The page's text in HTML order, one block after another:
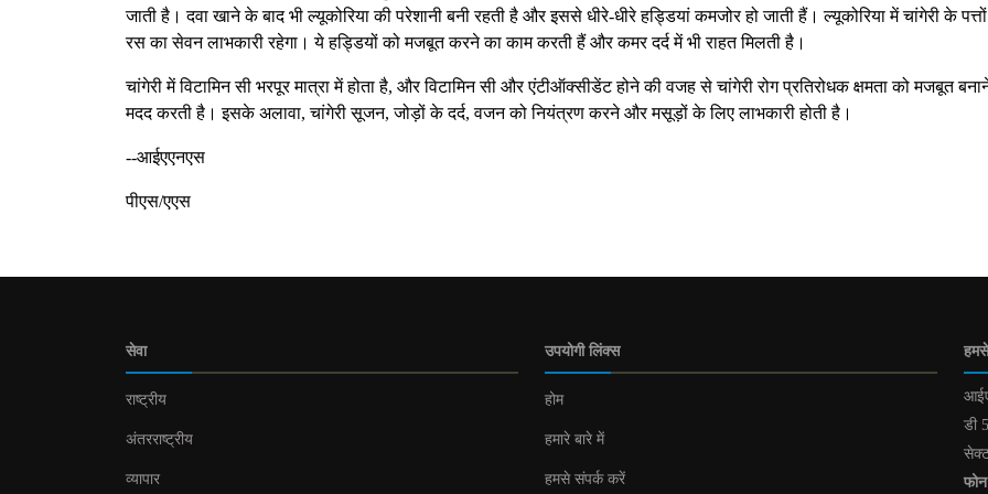
जाती है। दवा खाने के बाद भी ल्यूकोरिया की परेशानी बनी रहती है और इससे धीरे-धीरे हड्डियां कमजोर हो जाती हैं। ल्यूकोरिया में चांगेरी के
रस का सेवन लाभकारी रहेगा। ये हड्डियों को मजबूत करने का काम करती हैं और कमर दर्द में भी राहत मिलती है।
चांगेरी में विटामिन सी भरपूर मात्रा में होता है, और विटामिन सी और एंटीऑक्सीडेंट होने की वजह से चांगेरी रोग प्रतिरोधक क्षमता को मजबूत
मदद करती है। इसके अलावा, चांगेरी सूजन, जोड़ों के दर्द, वजन को नियंत्रण करने और मसूड़ों के लिए लाभकारी होती है।
--आईएएनएस
पीएस/एएस
सेवा
राष्ट्रीय
अंतरराष्ट्रीय
व्यापार
उपयोगी लिंक्स
होम
हमारे बारे में
हमसे संपर्क करें
डी